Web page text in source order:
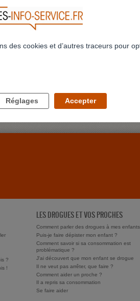
?
!
LES DROGUES ET VOS PROCHES
Comment parler des drogues à mes
Puis-je faire dépister mon enfant ?
Comment savoir si sa consommation est
problématique ?
J'ai découvert que mon enfant se drogue
Il ne veut pas arrêter, que faire ?
Comment aider un proche ?
Il a repris sa consommation
Se faire aider
des cookies et d’autres traceurs pour
Réglages Accepter